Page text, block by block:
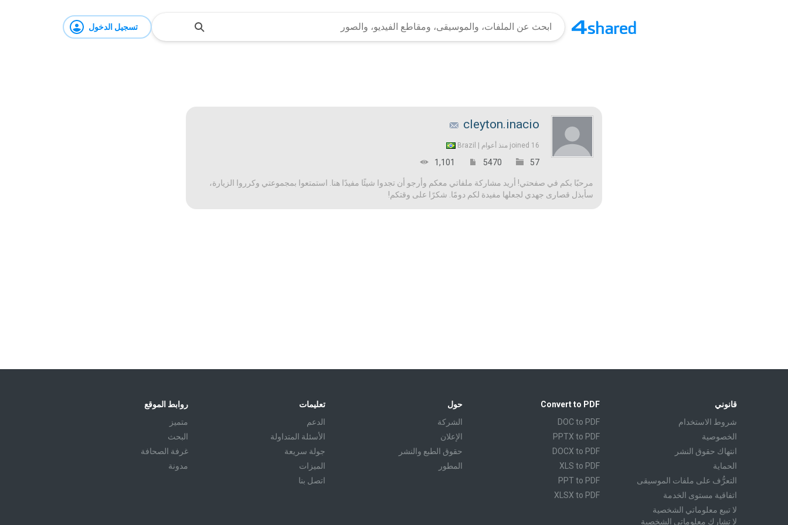
تسجيل الدخول
cleyton.inacio
joined 16 منذ أعوام | Brazil
57
5470
1,101
مرحبًا بكم في صفحتي! أريد مشاركة ملفاتي معكم وأرجو أن تجدوا شيئًا مفيدًا هنا. استمتعوا بمجموعتي وكرروا الزيارة،
سأبذل قصارى جهدي لجعلها مفيدة لكم دومًا. شكرًا على وقتكم!
روابط الموقع
متميز
البحث
غرفة الصحافة
مدونة
تعليمات
الدعم
الأسئلة المتداولة
جولة سريعة
الميزات
اتصل بنا
حول
الشركة
الإعلان
حقوق الطبع والنشر
المطور
Convert to PDF
DOC to PDF
PPTX to PDF
DOCX to PDF
XLS to PDF
PPT to PDF
XLSX to PDF
قانوني
شروط الاستخدام
الخصوصية
انتهاك حقوق النشر
الحماية
التعرُّف على ملفات الموسيقى
اتفاقية مستوى الخدمة
لا تبيع معلوماتي الشخصية
لا تشارك معلوماتي الشخصية